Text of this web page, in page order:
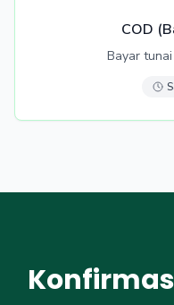
COD
Bayar